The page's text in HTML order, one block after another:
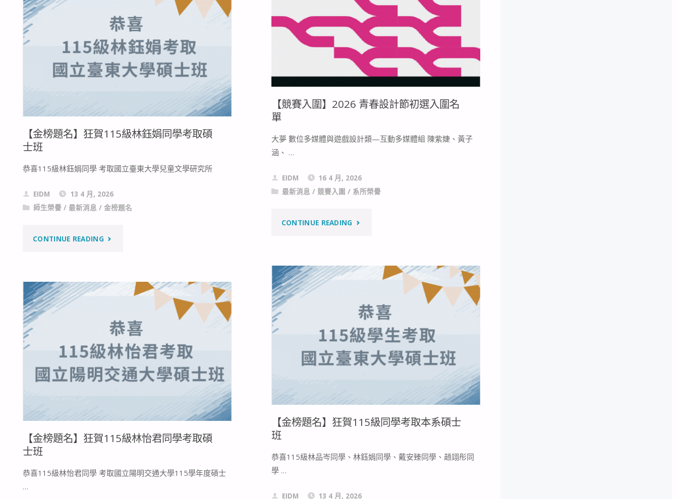
視
大
複
名
2026
第
21
絲
國
學
短
影
展
「大
動
畫
【競賽入圍】2026 青春設計節初選入圍名
單
大夢 數位多媒體與遊戲設計類—互動多媒體組 陳紫婕、黃子
涵、 …
EIDM
16 4 月, 2026
最新消息 / 競賽入圍 / 系所榮譽
CONTINUE READING "【競
入
2026
青
春
節
【金榜題名】狂賀115級林鈺娟同學考取碩
士班
恭喜115級林鈺娟同學 考取國立臺東大學兒童文學研究所
EIDM
13 4 月, 2026
師生榮譽 / 最新消息 /金榜題名
CONTINUE READING"【金
題
狂
賀
115
鈺
【金榜題名】狂賀115級同學考取本系碩士
班
恭喜115級林品岑同學、林鈺娟同學、戴安臻同學、趙翊彤同
學 …
EIDM 13 4 月, 2026
【金榜題名】狂賀115級林怡君同學考取碩
士班
恭喜115級林怡君同學 考取國立陽明交通大學115學年度碩士
…